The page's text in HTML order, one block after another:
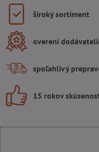
široký sortiment
overení
spoľahlivý
15 rokov